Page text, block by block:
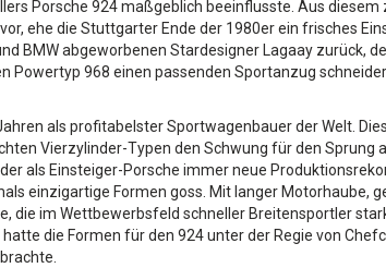
Porsche 924 maßgeblich beeinflusste. Aus
ehe die Stuttgarter Ende der 1980er ein frisches
BMW abgeworbenen Stardesigner Lagaay zurück,
968 einen passenden Sportanzug
als profitabelster Sportwagenbauer der Welt.
Vierzylinder-Typen den Schwung für den Sprung
als Einsteiger-Porsche immer neue
einzigartige Formen goss. Mit langer Motorhaube,
im Wettbewerbsfeld schneller Breitensportler
die Formen für den 924 unter der Regie von